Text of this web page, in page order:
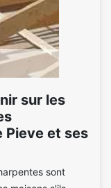
sur les
Pieve et ses
sont